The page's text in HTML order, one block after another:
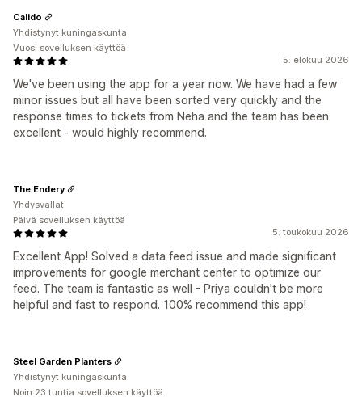
5. elokuu 2026
We've been using the app for a year now. We have had a few
minor issues but all have been sorted very quickly and the
response times to tickets from Neha and the team has been
excellent - would highly recommend.
Calido
Yhdistynyt kuningaskunta
Vuosi sovelluksen käyttöä
5. toukokuu 2026
Excellent App! Solved a data feed issue and made significant
improvements for google merchant center to optimize our
feed. The team is fantastic as well - Priya couldn't be more
helpful and fast to respond. 100% recommend this app!
The Endery
Yhdysvallat
Päivä sovelluksen käyttöä
Steel Garden Planters
Yhdistynyt kuningaskunta
Noin 23 tuntia sovelluksen käyttöä